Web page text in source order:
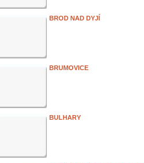
BROD NAD DYJÍ
BRUMOVICE
BULHARY